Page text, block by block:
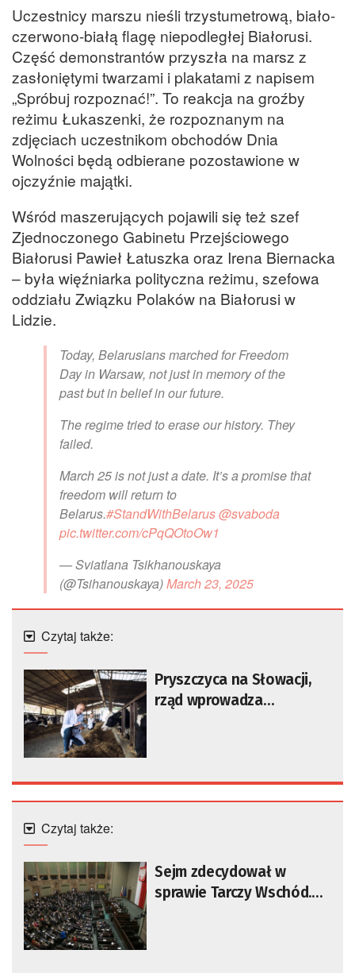
Uczestnicy marszu nieśli trzystumetrową, biało-
czerwono-białą flagę niepodległej Białorusi.
Część demonstrantów przyszła na marsz z
zasłoniętymi twarzami i plakatami z napisem
„Spróbuj rozpoznać!”. To reakcja na groźby
reżimu Łukaszenki, że rozpoznanym na
zdjęciach uczestnikom obchodów Dnia
Wolności będą odbierane pozostawione w
ojczyźnie majątki.
Wśród maszerujących pojawili się też szef
Zjednoczonego Gabinetu Przejściowego
Białorusi Pawieł Łatuszka oraz Irena Biernacka
– była więźniarka polityczna reżimu, szefowa
oddziału Związku Polaków na Białorusi w
Lidzie.
Today, Belarusians marched for Freedom
Day in Warsaw, not just in memory of the
past but in belief in our future.
The regime tried to erase our history. They
failed.
March 25 is not just a date. It’s a promise that
freedom will return to
Belarus.#StandWithBelarus@svaboda
pic.twitter.com/cPqQOtoOw1
— Sviatlana Tsikhanouskaya
(@Tsihanouskaya)March 23, 2025
Czytaj także:
Pryszczyca na Słowacji,
rząd wprowadza
Czytaj także:
Sejm zdecydował w
sprawie Tarczy Wschód.